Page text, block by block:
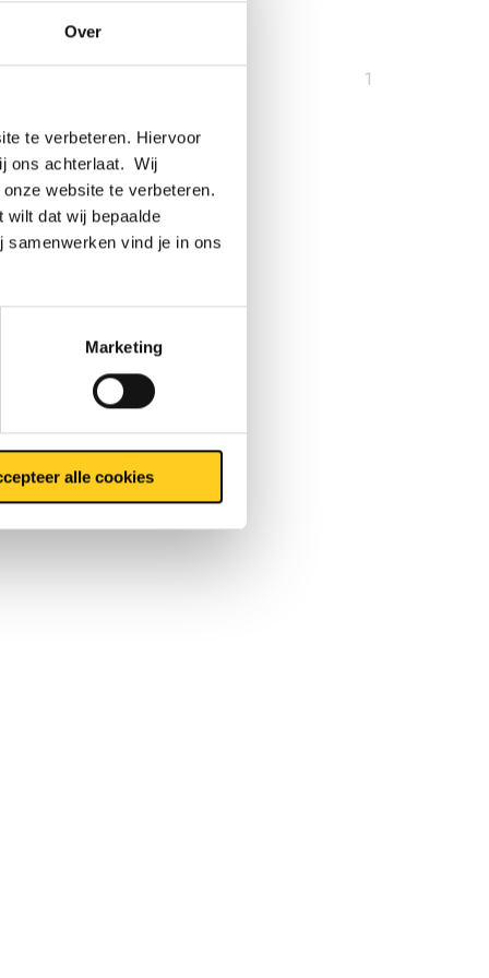
Over
te verbeteren. Hiervoor
ons achterlaat. Wij
website te verbeteren.
dat wij bepaalde
samenwerken vind je in ons
Marketing
alle cookies
U1